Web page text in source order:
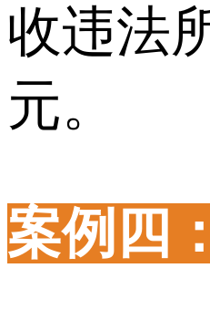
收违法
元。
案例四：